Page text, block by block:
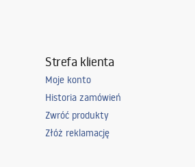
Strefa klienta
Moje konto
Historia zamówień
Zwróć produkty
Złóż reklamację